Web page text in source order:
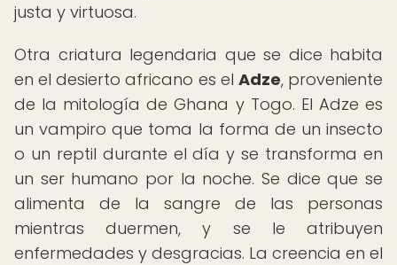
justa y virtuosa.
Otra criatura legendaria que se dice habita
en el desierto africano es el Adze, proveniente
de la mitología de Ghana y Togo. El Adze es
un vampiro que toma la forma de un insecto
o un reptil durante el día y se transforma en
un ser humano por la noche. Se dice que se
alimenta de la sangre de las personas
mientras duermen, y se le atribuyen
enfermedades y desgracias. La creencia en el